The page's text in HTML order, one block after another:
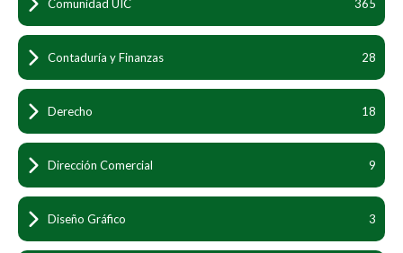
Comunidad UIC 365
Contaduría y Finanzas 28
Derecho 18
Dirección Comercial 9
Diseño Gráfico 3